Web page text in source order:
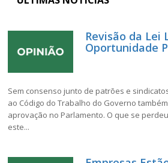
Revisão da Lei
Oportunidade
Sem consenso junto de patrões e
ao Código do Trabalho do Governo
aprovação no Parlamento. O que se
este...